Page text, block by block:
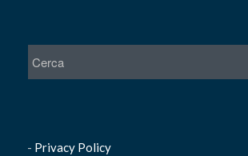
- Privacy Policy